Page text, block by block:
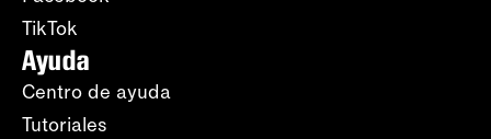
TikTok
Ayuda
Centro de ayuda
Tutoriales